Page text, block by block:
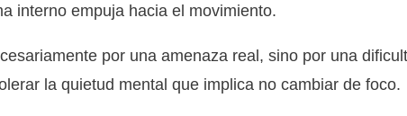
interno empuja hacia el movimiento.
por una amenaza real, sino por una
la quietud mental que implica no cambiar de foco.